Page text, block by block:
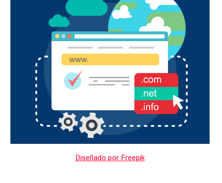
Diseñado por Freepik